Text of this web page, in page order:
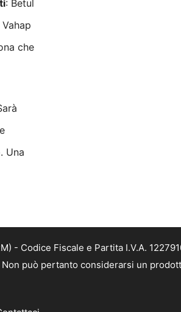
: Betul
Vahap
che
. Una
- Codice Fiscale e Partita I.V.A.
può pertanto considerarsi un